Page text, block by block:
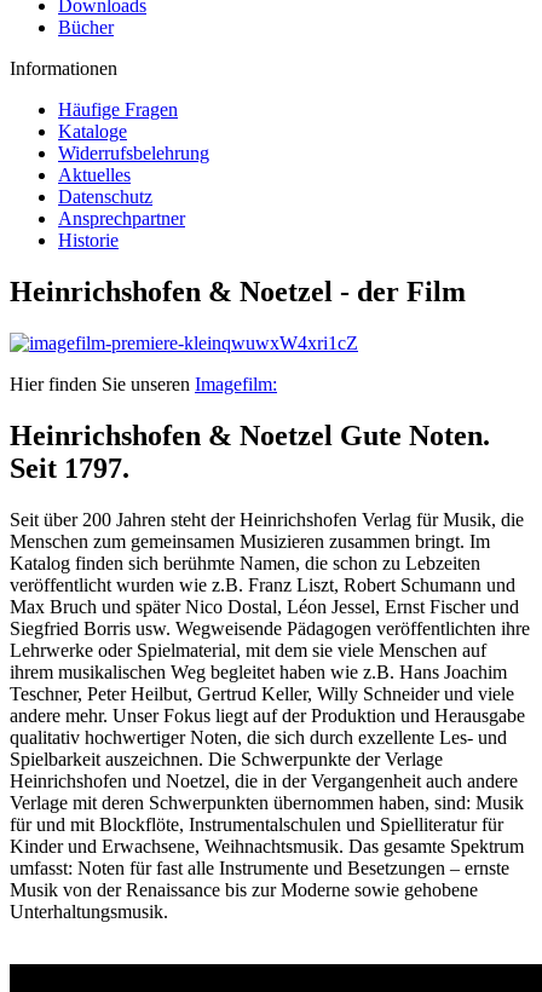
Downloads
Bücher
Informationen
Häufige Fragen
Kataloge
Widerrufsbelehrung
Aktuelles
Datenschutz
Ansprechpartner
Historie
Heinrichshofen & Noetzel - der Film
Hier finden Sie unseren Imagefilm:
Heinrichshofen & Noetzel Gute Noten.
Seit 1797.
Seit über 200 Jahren steht der Heinrichshofen Verlag für Musik, die
Menschen zum gemeinsamen Musizieren zusammen bringt. Im
Katalog finden sich berühmte Namen, die schon zu Lebzeiten
veröffentlicht wurden wie z.B. Franz Liszt, Robert Schumann und
Max Bruch und später Nico Dostal, Léon Jessel, Ernst Fischer und
Siegfried Borris usw. Wegweisende Pädagogen veröffentlichten ihre
Lehrwerke oder Spielmaterial, mit dem sie viele Menschen auf
ihrem musikalischen Weg begleitet haben wie z.B. Hans Joachim
Teschner, Peter Heilbut, Gertrud Keller, Willy Schneider und viele
andere mehr. Unser Fokus liegt auf der Produktion und Herausgabe
qualitativ hochwertiger Noten, die sich durch exzellente Les- und
Spielbarkeit auszeichnen. Die Schwerpunkte der Verlage
Heinrichshofen und Noetzel, die in der Vergangenheit auch andere
Verlage mit deren Schwerpunkten übernommen haben, sind: Musik
für und mit Blockflöte, Instrumentalschulen und Spielliteratur für
Kinder und Erwachsene, Weihnachtsmusik. Das gesamte Spektrum
umfasst: Noten für fast alle Instrumente und Besetzungen – ernste
Musik von der Renaissance bis zur Moderne sowie gehobene
Unterhaltungsmusik.